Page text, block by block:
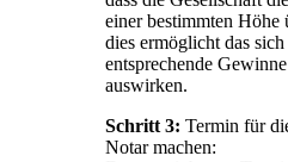
einer bestimmten Höhe
dies ermöglicht das
entsprechende
auswirken.
Schritt 3: Termin für
Notar machen: